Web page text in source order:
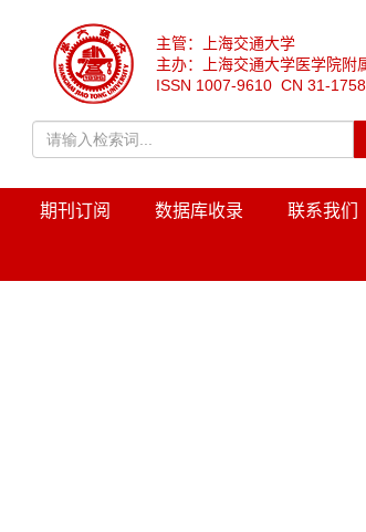
主管：上海交通大学
主办：上海交通大学医学院附
ISSN 1007-9610 CN 31-
期刊订阅 数据库收录 联系我们